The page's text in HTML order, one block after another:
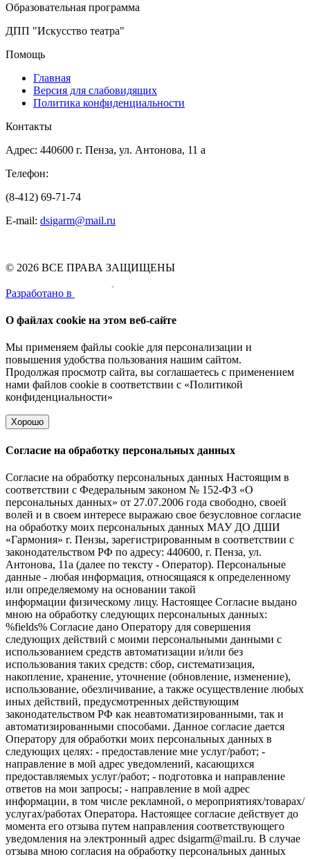
Образовательная программа
ДПП "Искусство театра"
Помощь
Главная
Версия для слабовидящих
Политика конфиденциальности
Контакты
Адрес: 440600 г. Пенза, ул. Антонова, 11 а
Телефон:
(8-412) 69-71-74
E-mail: dsigarm@mail.ru
© 2026 ВСЕ ПРАВА ЗАЩИЩЕНЫ
Pазработано в
О файлах cookie на этом веб-сайте
Мы применяем файлы cookie для персонализации и
повышения удобства пользования нашим сайтом.
Продолжая просмотр сайта, вы соглашаетесь с применением
нами файлов cookie в соответствии с «Политикой
конфиденциальности»
Хорошо
Согласие на обработку персональных данных
Согласие на обработку персональных данных Настоящим в
соответствии с Федеральным законом № 152-ФЗ «О
персональных данных» от 27.07.2006 года свободно, своей
волей и в своем интересе выражаю свое безусловное согласие
на обработку моих персональных данных МАУ ДО ДШИ
«Гармония» г. Пензы, зарегистрированным в соответствии с
законодательством РФ по адресу: 440600, г. Пенза, ул.
Антонова, 11а (далее по тексту - Оператор). Персональные
данные - любая информация, относящаяся к определенному
или определяемому на основании такой
информации физическому лицу. Настоящее Согласие выдано
мною на обработку следующих персональных данных:
%fields% Согласие дано Оператору для совершения
следующих действий с моими персональными данными с
использованием средств автоматизации и/или без
использования таких средств: сбор, систематизация,
накопление, хранение, уточнение (обновление, изменение),
использование, обезличивание, а также осуществление любых
иных действий, предусмотренных действующим
законодательством РФ как неавтоматизированными, так и
автоматизированными способами. Данное согласие дается
Оператору для обработки моих персональных данных в
следующих целях: - предоставление мне услуг/работ; -
направление в мой адрес уведомлений, касающихся
предоставляемых услуг/работ; - подготовка и направление
ответов на мои запросы; - направление в мой адрес
информации, в том числе рекламной, о мероприятиях/товарах/
услугах/работах Оператора. Настоящее согласие действует до
момента его отзыва путем направления соответствующего
уведомления на электронный адрес dsigarm@mail.ru. В случае
отзыва мною согласия на обработку персональных данных